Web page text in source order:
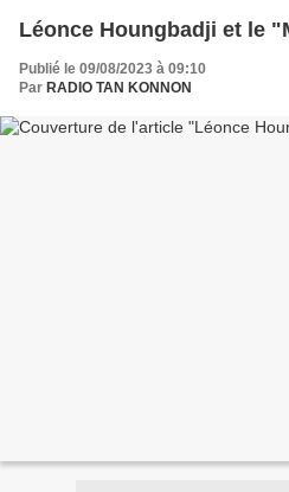
Léonce Houngbadji et le
Publié le 09/08/2023 à 09:10
Par RADIO TAN KONNON